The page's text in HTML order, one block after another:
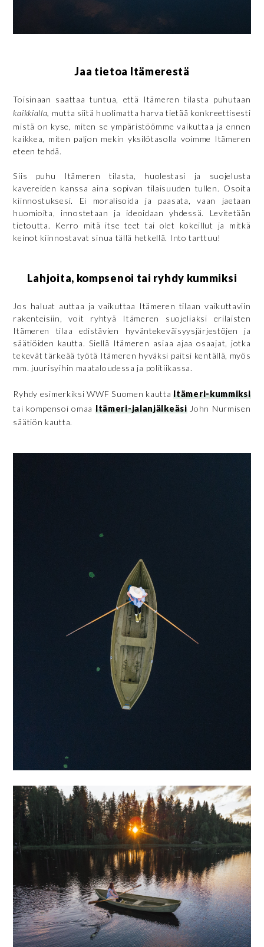
Jaa tietoa Itämerestä
Toisinaan saattaa tuntua, että Itämeren tilasta puhutaan
kaikkialla, mutta siitä huolimatta harva tietää konkreettisesti
mistä on kyse, miten se ympäristöömme vaikuttaa ja ennen
kaikkea, miten paljon mekin yksilötasolla voimme Itämeren
eteen tehdä.
Siis puhu Itämeren tilasta, huolestasi ja suojelusta
kavereiden kanssa aina sopivan tilaisuuden tullen. Osoita
kiinnostuksesi. Ei moralisoida ja paasata, vaan jaetaan
huomioita, innostetaan ja ideoidaan yhdessä. Levitetään
tietoutta. Kerro mitä itse teet tai olet kokeillut ja mitkä
keinot kiinnostavat sinua tällä hetkellä. Into tarttuu!
Lahjoita, kompsenoi tai ryhdy kummiksi
Jos haluat auttaa ja vaikuttaa Itämeren tilaan vaikuttaviin
rakenteisiin, voit ryhtyä Itämeren suojeliaksi erilaisten
Itämeren tilaa edistävien hyväntekeväisyysjärjestöjen ja
säätiöiden kautta. Siellä Itämeren asiaa ajaa osaajat, jotka
tekevät tärkeää työtä Itämeren hyväksi paitsi kentällä, myös
mm. juurisyihin maataloudessa ja politiikassa.
Ryhdy esimerkiksi WWF Suomen kauttaItämeri-kummiksi
tai kompensoi omaa Itämeri-jalanjälkeäsiJohn Nurmisen
säätiön kautta.